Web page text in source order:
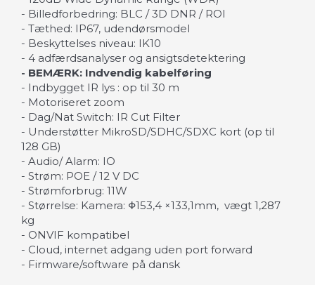
- Billedforbedring: BLC / 3D DNR / ROI
- Tæthed: IP67, udendørsmodel
- Beskyttelses niveau: IK10
- 4 adfærdsanalyser og ansigtsdetektering
- BEMÆRK: Indvendig kabelføring
- Indbygget IR lys : op til 30 m
- Motoriseret zoom
- Dag/Nat Switch: IR Cut Filter
- Understøtter MikroSD/SDHC/SDXC kort (op til
128 GB)
- Audio/ Alarm: IO
- Strøm: POE / 12 V DC
- Strømforbrug: 11W
- Størrelse: Kamera: Φ153,4 ×133,1mm, vægt 1,287
kg
- ONVIF kompatibel
- Cloud, internet adgang uden port forward
- Firmware/software på dansk